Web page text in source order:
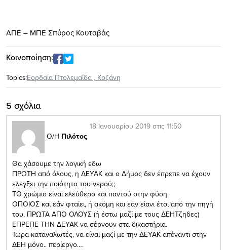
ΑΠΕ – ΜΠΕ Σπύρος Κουταβάς
Κοινοποίηση:
Topics:Εορδαία Πτολεμαΐδα , Κοζάνη
5 σχόλια
Ο/Η Πιλότος
18 Ιανουαρίου 2019 στις 11:50
Θα χάσουμε την λογική εδω
ΠΡΩΤΗ από όλους, η ΔΕΥΑΚ και ο Δήμος δεν έπρεπε να έχουν
ελεγξει την ποιότητα του νερού;;
ΤΟ χρώμιο είναι ελεύθερο και παντού στην φύση.
ΟΠΟΙΟΣ και εάν φταίει, ή ακόμη και εάν είανι έτσι από την πηγή
του, ΠΡΩΤΑ ΑΠΟ ΟΛΟΥΣ (ή έστω μαζί με τους ΔΕΗΤζηδες)
ΕΠΡΕΠΕ ΤΗΝ ΔΕΥΑΚ να σέρνουν στα δικαστήρια.
Τώρα καταναλωτές, να είναι μαζί με την ΔΕΥΑΚ απέναντι στην
ΔΕΗ μόνο.. περίεργο….